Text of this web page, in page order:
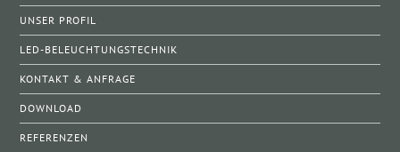
UNSER PROFIL
LED-BELEUCHTUNGSTECHNIK
KONTAKT & ANFRAGE
DOWNLOAD
REFERENZEN